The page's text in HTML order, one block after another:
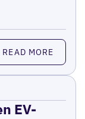
READ MORE
EV-